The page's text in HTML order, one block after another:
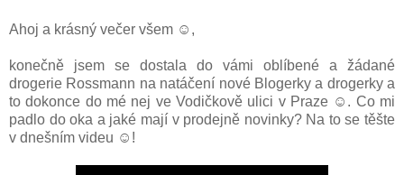
Ahoj a krásný večer všem ☺,
konečně jsem se dostala do vámi oblíbené a žádané
drogerie Rossmann na natáčení nové Blogerky a drogerky a
to dokonce do mé nej ve Vodičkově ulici v Praze ☺. Co mi
padlo do oka a jaké mají v prodejně novinky? Na to se těšte
v dnešním videu ☺!